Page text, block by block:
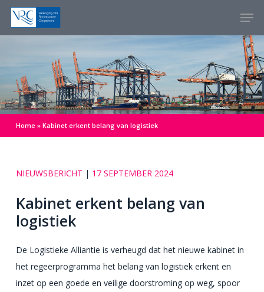
Skip
Home» Kabinet erkent belang van logistiek
NIEUWSBERICHT | 17 SEPTEMBER 2024
Kabinet erkent belang van
logistiek
De Logistieke Alliantie is verheugd dat het nieuwe kabinet in
het regeerprogramma het belang van logistiek erkent en
inzet op een goede en veilige doorstroming op weg, spoor